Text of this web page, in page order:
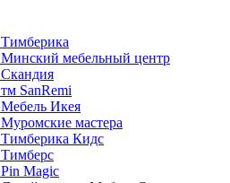
Тимберика
Минский мебельный центр
Скандия
тм SanRemi
Мебель Икея
Муромские мастера
Тимберика Кидс
Тимберс
Pin Magic